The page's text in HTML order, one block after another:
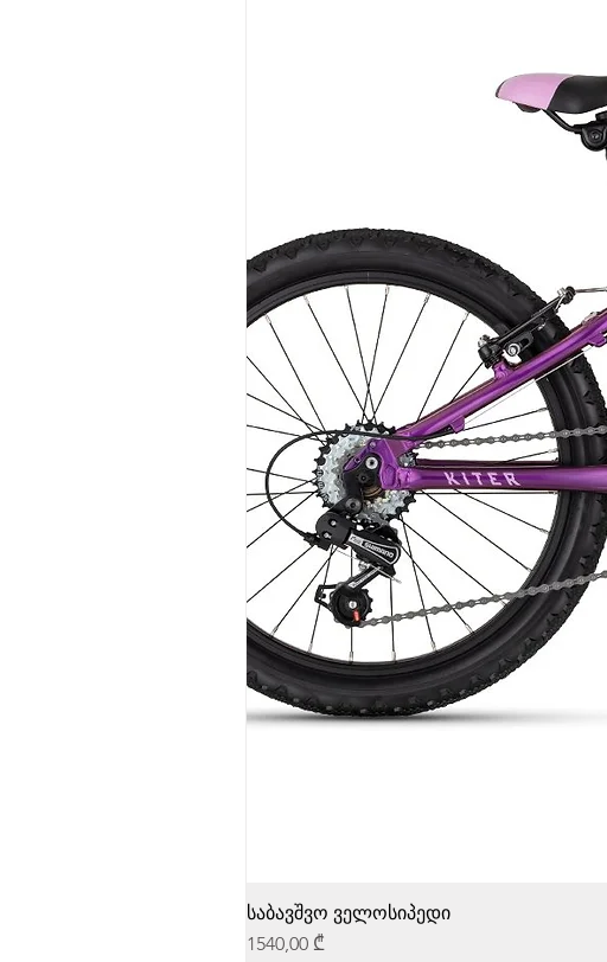
საბავშვო ველოსიპედი
Price
1540,00 ₾